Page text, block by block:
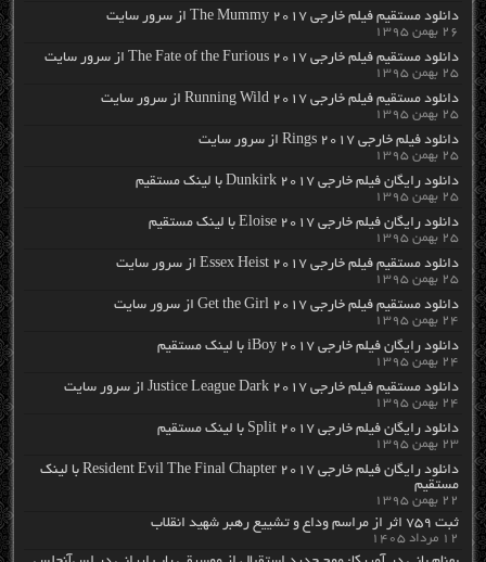
دانلود مستقیم فیلم خارجی The Mummy 2017 از سرور سایت
۲۶ بهمن ۱۳۹۵
دانلود مستقیم فیلم خارجی The Fate of the Furious 2017 از سرور سایت
۲۵ بهمن ۱۳۹۵
دانلود مستقیم فیلم خارجی Running Wild 2017 از سرور سایت
۲۵ بهمن ۱۳۹۵
دانلود فیلم خارجی Rings 2017 از سرور سایت
۲۵ بهمن ۱۳۹۵
دانلود رایگان فیلم خارجی Dunkirk 2017 با لینک مستقیم
۲۵ بهمن ۱۳۹۵
دانلود رایگان فیلم خارجی Eloise 2017 با لینک مستقیم
۲۵ بهمن ۱۳۹۵
دانلود مستقیم فیلم خارجی Essex Heist 2017 از سرور سایت
۲۵ بهمن ۱۳۹۵
دانلود مستقیم فیلم خارجی Get the Girl 2017 از سرور سایت
۲۴ بهمن ۱۳۹۵
دانلود رایگان فیلم خارجی iBoy 2017 با لینک مستقیم
۲۴ بهمن ۱۳۹۵
دانلود مستقیم فیلم خارجی Justice League Dark 2017 از سرور سایت
۲۴ بهمن ۱۳۹۵
دانلود رایگان فیلم خارجی Split 2017 با لینک مستقیم
۲۳ بهمن ۱۳۹۵
دانلود رایگان فیلم خارجی Resident Evil The Final Chapter 2017 با لینک
مستقیم
۲۲ بهمن ۱۳۹۵
ثبت ۷۵۹ اثر از مراسم وداع و تشییع رهبر شهید انقلاب
۱۲ مرداد ۱۴۰۵